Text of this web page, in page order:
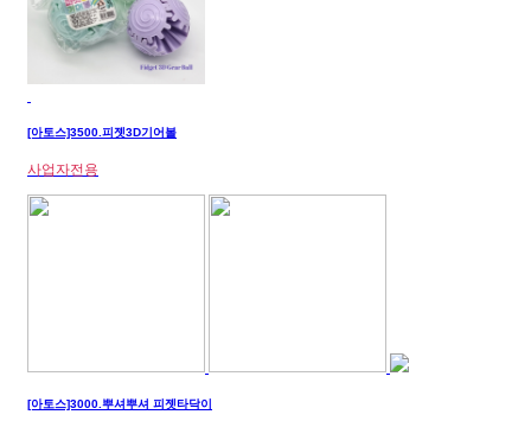
[아토스]3500.피젯3D기어볼
사업자전용
[아토스]3000.뿌셔뿌셔 피젯타닥이